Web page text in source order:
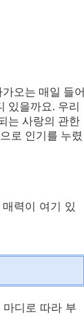
오는 매일 들어
있을까요. 우리
는 사랑의 관한
로 인기를 누렸
력이 여기 있
디로 따라 부